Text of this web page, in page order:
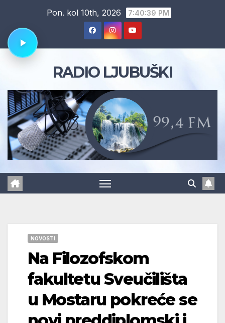
content
Pon. kol 10th, 2026 7:40:40 PM
RADIO LJUBUŠKI
NOVOSTI
Na Filozofskom
fakultetu Sveučilišta
u Mostaru pokreće se